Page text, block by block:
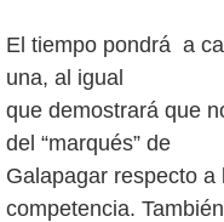
El tiempo pondrá a
una, al igual
que demostrará que
del “marqués” de
Galapagar respecto
competencia.